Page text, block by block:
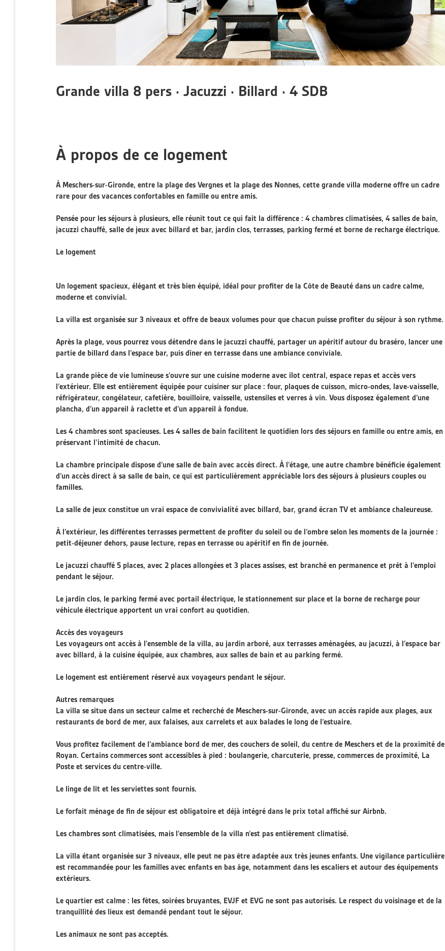
Grande villa 8 pers · Jacuzzi · Billard · 4 SDB
À propos de ce logement
À Meschers-sur-Gironde, entre la plage des Vergnes et la plage des Nonnes, cette grande villa moderne offre un cadre
rare pour des vacances confortables en famille ou entre amis.
Pensée pour les séjours à plusieurs, elle réunit tout ce qui fait la différence : 4 chambres climatisées, 4 salles de bain,
jacuzzi chauffé, salle de jeux avec billard et bar, jardin clos, terrasses, parking fermé et borne de recharge électrique.
Le logement
Un logement spacieux, élégant et très bien équipé, idéal pour profiter de la Côte de Beauté dans un cadre calme,
moderne et convivial.
La villa est organisée sur 3 niveaux et offre de beaux volumes pour que chacun puisse profiter du séjour à son rythme.
Après la plage, vous pourrez vous détendre dans le jacuzzi chauffé, partager un apéritif autour du braséro, lancer une
partie de billard dans l’espace bar, puis dîner en terrasse dans une ambiance conviviale.
La grande pièce de vie lumineuse s’ouvre sur une cuisine moderne avec îlot central, espace repas et accès vers
l’extérieur. Elle est entièrement équipée pour cuisiner sur place : four, plaques de cuisson, micro-ondes, lave-vaisselle,
réfrigérateur, congélateur, cafetière, bouilloire, vaisselle, ustensiles et verres à vin. Vous disposez également d’une
plancha, d’un appareil à raclette et d’un appareil à fondue.
Les 4 chambres sont spacieuses. Les 4 salles de bain facilitent le quotidien lors des séjours en famille ou entre amis, en
préservant l’intimité de chacun.
La chambre principale dispose d’une salle de bain avec accès direct. À l’étage, une autre chambre bénéficie également
d’un accès direct à sa salle de bain, ce qui est particulièrement appréciable lors des séjours à plusieurs couples ou
familles.
La salle de jeux constitue un vrai espace de convivialité avec billard, bar, grand écran TV et ambiance chaleureuse.
À l’extérieur, les différentes terrasses permettent de profiter du soleil ou de l’ombre selon les moments de la journée :
petit-déjeuner dehors, pause lecture, repas en terrasse ou apéritif en fin de journée.
Le jacuzzi chauffé 5 places, avec 2 places allongées et 3 places assises, est branché en permanence et prêt à l’emploi
pendant le séjour.
Le jardin clos, le parking fermé avec portail électrique, le stationnement sur place et la borne de recharge pour
véhicule électrique apportent un vrai confort au quotidien.
Accès des voyageurs
Les voyageurs ont accès à l’ensemble de la villa, au jardin arboré, aux terrasses aménagées, au jacuzzi, à l’espace bar
avec billard, à la cuisine équipée, aux chambres, aux salles de bain et au parking fermé.
Le logement est entièrement réservé aux voyageurs pendant le séjour.
Autres remarques
La villa se situe dans un secteur calme et recherché de Meschers-sur-Gironde, avec un accès rapide aux plages, aux
restaurants de bord de mer, aux falaises, aux carrelets et aux balades le long de l’estuaire.
Vous profitez facilement de l’ambiance bord de mer, des couchers de soleil, du centre de Meschers et de la proximité de
Royan. Certains commerces sont accessibles à pied : boulangerie, charcuterie, presse, commerces de proximité, La
Poste et services du centre-ville.
Le linge de lit et les serviettes sont fournis.
Le forfait ménage de fin de séjour est obligatoire et déjà intégré dans le prix total affiché sur Airbnb.
Les chambres sont climatisées, mais l’ensemble de la villa n’est pas entièrement climatisé.
La villa étant organisée sur 3 niveaux, elle peut ne pas être adaptée aux très jeunes enfants. Une vigilance particulière
est recommandée pour les familles avec enfants en bas âge, notamment dans les escaliers et autour des équipements
extérieurs.
Le quartier est calme : les fêtes, soirées bruyantes, EVJF et EVG ne sont pas autorisés. Le respect du voisinage et de la
tranquillité des lieux est demandé pendant tout le séjour.
Les animaux ne sont pas acceptés.